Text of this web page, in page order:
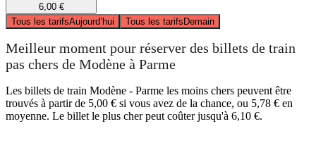
6,00 €
Tous les tarifsAujourd’hui Tous les tarifsDemain
Meilleur moment pour réserver des billets de train
pas chers de Modène à Parme
Les billets de train Modène - Parme les moins chers peuvent être
trouvés à partir de 5,00 € si vous avez de la chance, ou 5,78 € en
moyenne. Le billet le plus cher peut coûter jusqu'à 6,10 €.